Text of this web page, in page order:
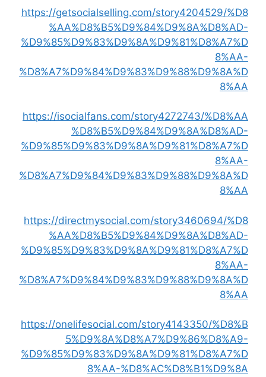
https://getsocialselling.com/story4204529/%D8
%AA%D8%B5%D9%84%D9%8A%D8%AD-
%D9%85%D9%83%D9%8A%D9%81%D8%A7%D
8%AA-
%D8%A7%D9%84%D9%83%D9%88%D9%8A%D
8%AA
https://isocialfans.com/story4272743/%D8%AA
%D8%B5%D9%84%D9%8A%D8%AD-
%D9%85%D9%83%D9%8A%D9%81%D8%A7%D
8%AA-
%D8%A7%D9%84%D9%83%D9%88%D9%8A%D
8%AA
https://directmysocial.com/story3460694/%D8
%AA%D8%B5%D9%84%D9%8A%D8%AD-
%D9%85%D9%83%D9%8A%D9%81%D8%A7%D
8%AA-
%D8%A7%D9%84%D9%83%D9%88%D9%8A%D
8%AA
https://onelifesocial.com/story4143350/%D8%B
5%D9%8A%D8%A7%D9%86%D8%A9-
%D9%85%D9%83%D9%8A%D9%81%D8%A7%D
8%AA-%D8%AC%D8%B1%D9%8A